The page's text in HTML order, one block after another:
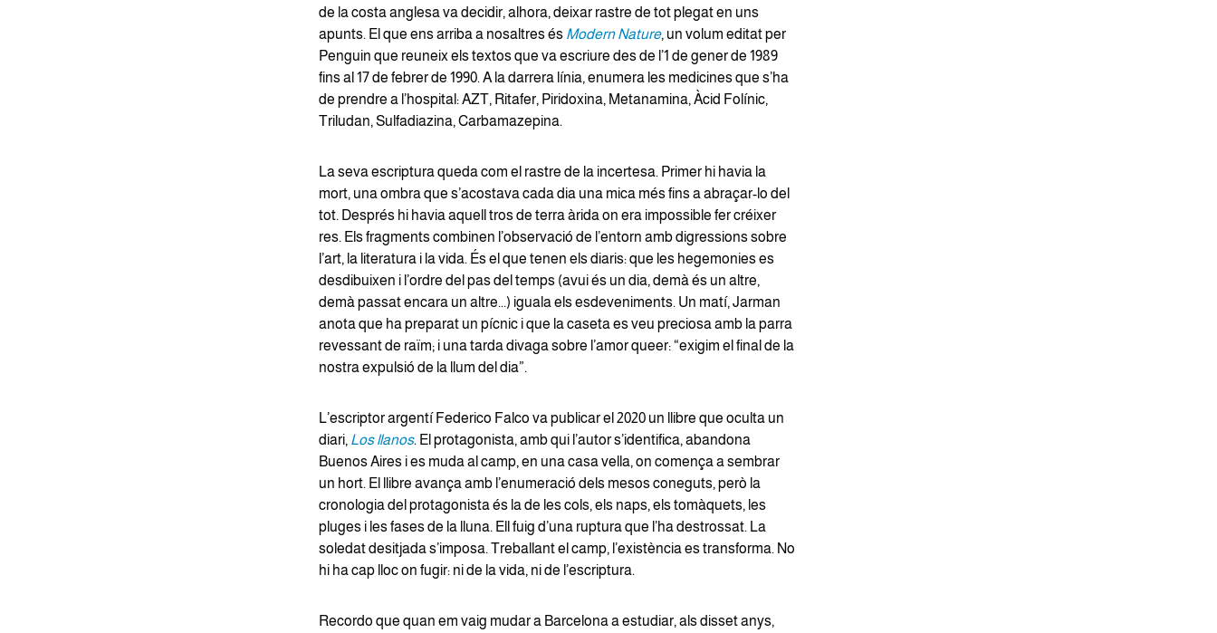
de la costa anglesa va decidir, alhora, deixar rastre de tot plegat en uns
apunts. El que ens arriba a nosaltres és Modern Nature, un volum editat per
Penguin que reuneix els textos que va escriure des de l’1 de gener de 1989
fins al 17 de febrer de 1990. A la darrera línia, enumera les medicines que s’ha
de prendre a l’hospital: AZT, Ritafer, Piridoxina, Metanamina, Àcid Folínic,
Triludan, Sulfadiazina, Carbamazepina.
La seva escriptura queda com el rastre de la incertesa. Primer hi havia la
mort, una ombra que s’acostava cada dia una mica més fins a abraçar-lo del
tot. Després hi havia aquell tros de terra àrida on era impossible fer créixer
res. Els fragments combinen l’observació de l’entorn amb digressions sobre
l’art, la literatura i la vida. És el que tenen els diaris: que les hegemonies es
desdibuixen i l’ordre del pas del temps (avui és un dia, demà és un altre,
demà passat encara un altre...) iguala els esdeveniments. Un matí, Jarman
anota que ha preparat un pícnic i que la caseta es veu preciosa amb la parra
revessant de raïm; i una tarda divaga sobre l’amor queer: “exigim el final de la
nostra expulsió de la llum del dia”.
L’escriptor argentí Federico Falco va publicar el 2020 un llibre que oculta un
diari, Los llanos. El protagonista, amb qui l’autor s’identifica, abandona
Buenos Aires i es muda al camp, en una casa vella, on comença a sembrar
un hort. El llibre avança amb l’enumeració dels mesos coneguts, però la
cronologia del protagonista és la de les cols, els naps, els tomàquets, les
pluges i les fases de la lluna. Ell fuig d’una ruptura que l’ha destrossat. La
soledat desitjada s’imposa. Treballant el camp, l’existència es transforma. No
hi ha cap lloc on fugir: ni de la vida, ni de l’escriptura.
Recordo que quan em vaig mudar a Barcelona a estudiar, als disset anys,